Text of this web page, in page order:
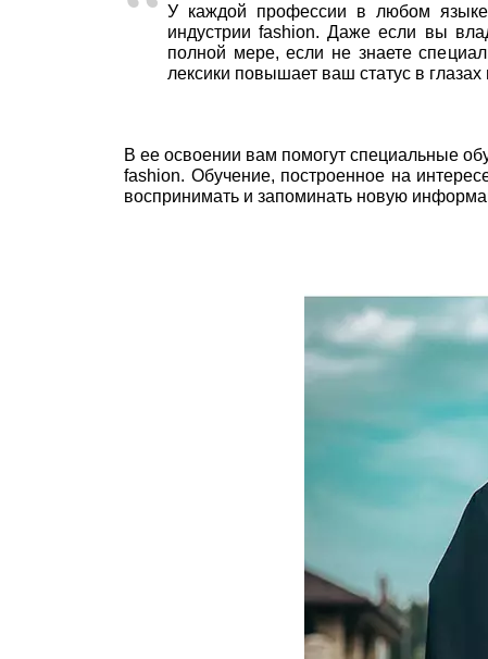
У каждой профессии в любом языке
индустрии fashion. Даже если вы
полной мере, если не знаете
лексики повышает ваш статус в глазах
В ее освоении вам помогут специальные
fashion. Обучение, построенное на
воспринимать и запоминать новую